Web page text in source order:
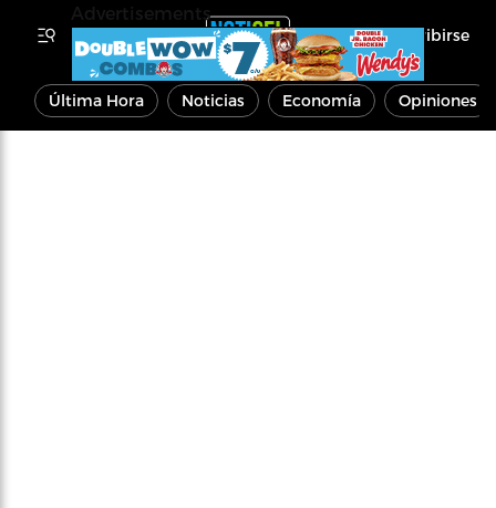
Inscribirse
Última Hora Noticias Economía Opiniones
Advertisements